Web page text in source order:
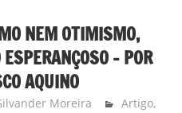
NEM OTIMISMO,
– POR
AQUINO
Moreira Artigo,